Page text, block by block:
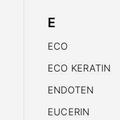
E
ECO
ECO KERATIN
ENDOTEN
EUCERIN